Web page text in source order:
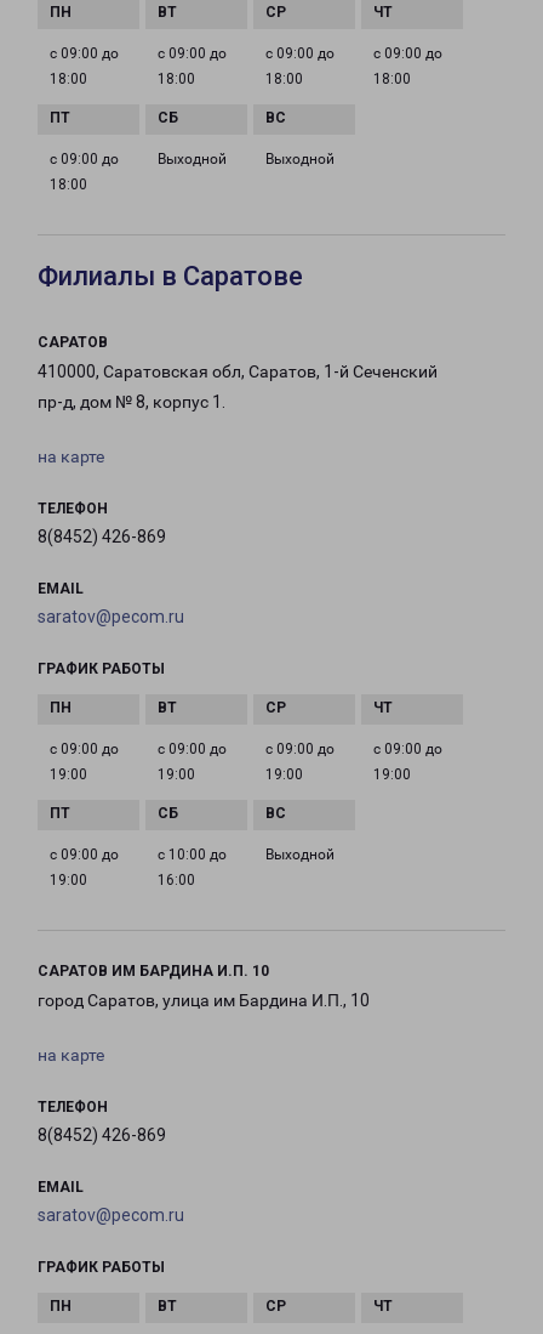
с 09:00 до
18:00
с 09:00 до
18:00
с 09:00 до
18:00
с 09:00 до
18:00
с 09:00 до
18:00
Выходной Выходной
Филиалы в Саратове
САРАТОВ
410000, Саратовская обл, Саратов, 1-й Сеченский
пр-д, дом № 8, корпус 1.
на карте
ТЕЛЕФОН
8(8452) 426-869
EMAIL
saratov@pecom.ru
ГРАФИК РАБОТЫ
с 09:00 до
19:00
с 09:00 до
19:00
с 09:00 до
19:00
с 09:00 до
19:00
с 09:00 до
19:00
с 10:00 до
16:00
Выходной
САРАТОВ ИМ БАРДИНА И.П. 10
город Саратов, улица им Бардина И.П., 10
на карте
ТЕЛЕФОН
8(8452) 426-869
EMAIL
saratov@pecom.ru
ГРАФИК РАБОТЫ